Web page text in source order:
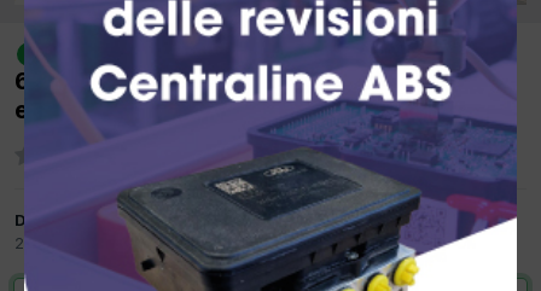
risolto
[mercedes classe a 06/2008 1992cc
640942 60Kw Diesel] si spegne in marcia
errore p2017
Da GARAGEBARTOLI
20 Luglio 2015
in Meccatronica